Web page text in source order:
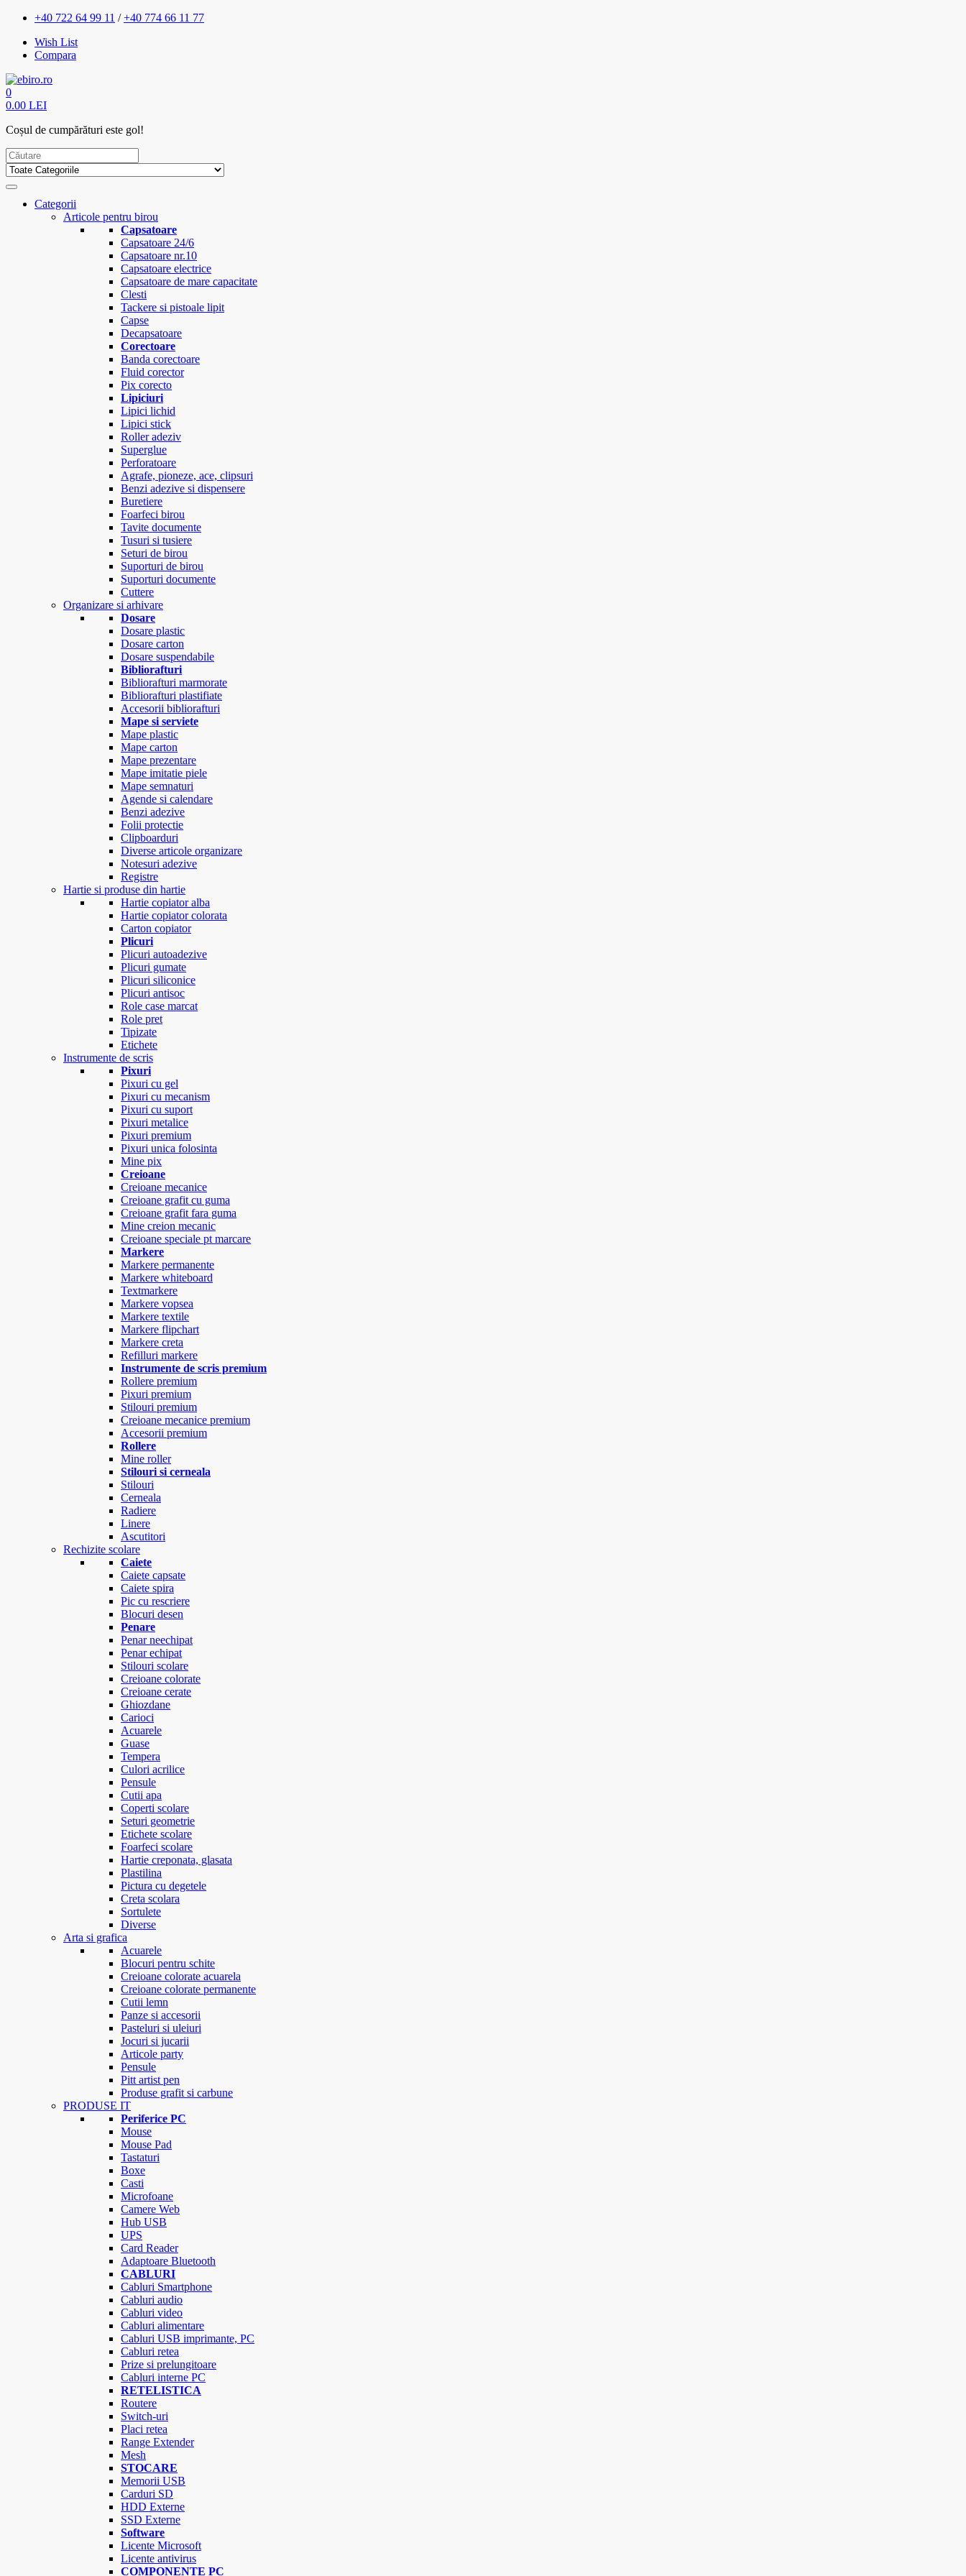
+40 722 64 99 11 /+40 774 66 11 77
Wish List
Compara
0
0.00 LEI
Coșul de cumpărături este gol!
Categorii
Articole pentru birou
Capsatoare
Capsatoare 24/6
Capsatoare nr.10
Capsatoare electrice
Capsatoare de mare capacitate
Clesti
Tackere si pistoale lipit
Capse
Decapsatoare
Corectoare
Banda corectoare
Fluid corector
Pix corecto
Lipiciuri
Lipici lichid
Lipici stick
Roller adeziv
Superglue
Perforatoare
Agrafe, pioneze, ace, clipsuri
Benzi adezive si dispensere
Buretiere
Foarfeci birou
Tavite documente
Tusuri si tusiere
Seturi de birou
Suporturi de birou
Suporturi documente
Cuttere
Organizare si arhivare
Dosare
Dosare plastic
Dosare carton
Dosare suspendabile
Bibliorafturi
Bibliorafturi marmorate
Bibliorafturi plastifiate
Accesorii bibliorafturi
Mape si serviete
Mape plastic
Mape carton
Mape prezentare
Mape imitatie piele
Mape semnaturi
Agende si calendare
Benzi adezive
Folii protectie
Clipboarduri
Diverse articole organizare
Notesuri adezive
Registre
Hartie si produse din hartie
Hartie copiator alba
Hartie copiator colorata
Carton copiator
Plicuri
Plicuri autoadezive
Plicuri gumate
Plicuri siliconice
Plicuri antisoc
Role case marcat
Role pret
Tipizate
Etichete
Instrumente de scris
Pixuri
Pixuri cu gel
Pixuri cu mecanism
Pixuri cu suport
Pixuri metalice
Pixuri premium
Pixuri unica folosinta
Mine pix
Creioane
Creioane mecanice
Creioane grafit cu guma
Creioane grafit fara guma
Mine creion mecanic
Creioane speciale pt marcare
Markere
Markere permanente
Markere whiteboard
Textmarkere
Markere vopsea
Markere textile
Markere flipchart
Markere creta
Refilluri markere
Instrumente de scris premium
Rollere premium
Pixuri premium
Stilouri premium
Creioane mecanice premium
Accesorii premium
Rollere
Mine roller
Stilouri si cerneala
Stilouri
Cerneala
Radiere
Linere
Ascutitori
Rechizite scolare
Caiete
Caiete capsate
Caiete spira
Pic cu rescriere
Blocuri desen
Penare
Penar neechipat
Penar echipat
Stilouri scolare
Creioane colorate
Creioane cerate
Ghiozdane
Carioci
Acuarele
Guase
Tempera
Culori acrilice
Pensule
Cutii apa
Coperti scolare
Seturi geometrie
Etichete scolare
Foarfeci scolare
Hartie creponata, glasata
Plastilina
Pictura cu degetele
Creta scolara
Sortulete
Diverse
Arta si grafica
Acuarele
Blocuri pentru schite
Creioane colorate acuarela
Creioane colorate permanente
Cutii lemn
Panze si accesorii
Pasteluri si uleiuri
Jocuri si jucarii
Articole party
Pensule
Pitt artist pen
Produse grafit si carbune
PRODUSE IT
Periferice PC
Mouse
Mouse Pad
Tastaturi
Boxe
Casti
Microfoane
Camere Web
Hub USB
UPS
Card Reader
Adaptoare Bluetooth
CABLURI
Cabluri Smartphone
Cabluri audio
Cabluri video
Cabluri alimentare
Cabluri USB imprimante, PC
Cabluri retea
Prize si prelungitoare
Cabluri interne PC
RETELISTICA
Routere
Switch-uri
Placi retea
Range Extender
Mesh
STOCARE
Memorii USB
Carduri SD
HDD Externe
SSD Externe
Software
Licente Microsoft
Licente antivirus
COMPONENTE PC